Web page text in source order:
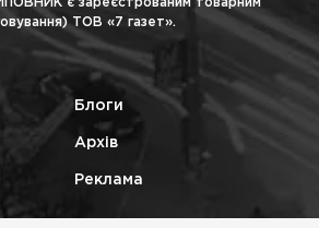
є зареєстрованим товарним
ТОВ «7 газет».
Блоги
Архів
Реклама